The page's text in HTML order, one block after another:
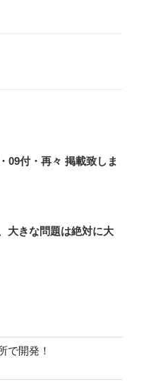
09付・再々 掲載致しま
大きな問題は絶対に大
で開発！